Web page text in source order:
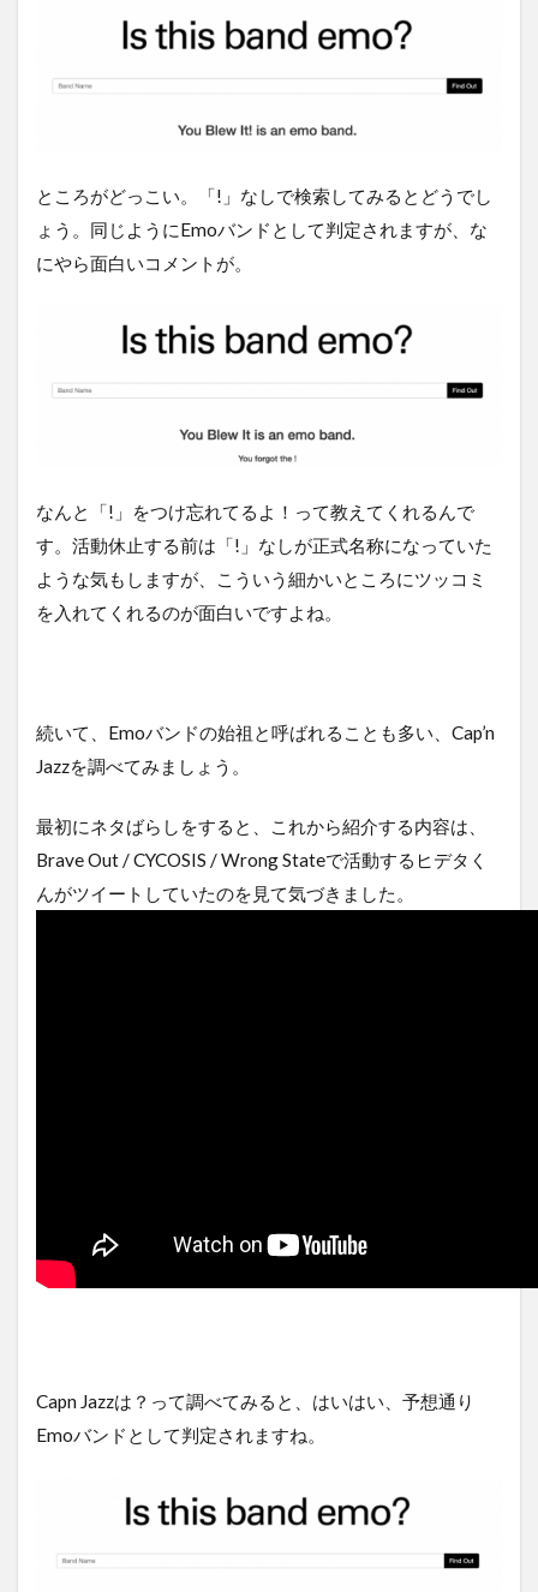
ところがどっこい。「!」なしで検索してみるとどうでし
ょう。同じようにEmoバンドとして判定されますが、な
にやら面白いコメントが。
なんと「!」をつけ忘れてるよ！って教えてくれるんで
す。活動休止する前は「!」なしが正式名称になっていた
ような気もしますが、こういう細かいところにツッコミ
を入れてくれるのが面白いですよね。
続いて、Emoバンドの始祖と呼ばれることも多い、Cap’n
Jazzを調べてみましょう。
最初にネタばらしをすると、これから紹介する内容は、
Brave Out / CYCOSIS / Wrong Stateで活動するヒデタく
んがツイートしていたのを見て気づきました。
Capn Jazzは？って調べてみると、はいはい、予想通り
Emoバンドとして判定されますね。